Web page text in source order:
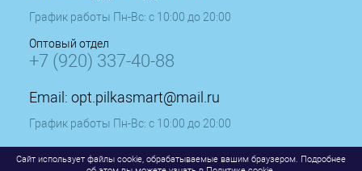
График работы Пн-Вс: с 10:00 до 20:00
Оптовый отдел
+7 (920) 337-40-88
Email: opt.pilkasmart@mail.ru
График работы Пн-Вс: с 10:00 до 20:00
Сайт использует файлы cookie, обрабатываемые вашим браузером. Подробнее